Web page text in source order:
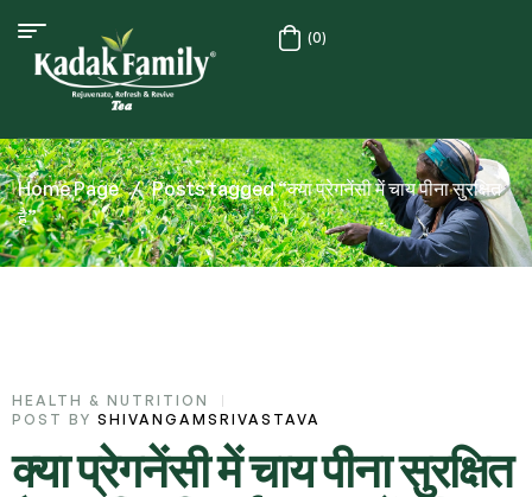
(0)
Home Page / Posts tagged “क्या प्रेगनेंसी में चाय पीना सुरक्षित
है”
HEALTH & NUTRITION
POST BY SHIVANGAMSRIVASTAVA
क्या प्रेगनेंसी में चाय पीना सुरक्षित